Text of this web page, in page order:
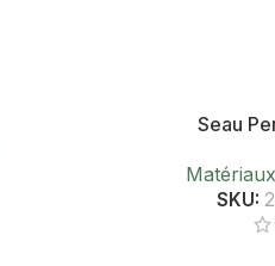
Seau
SKU: